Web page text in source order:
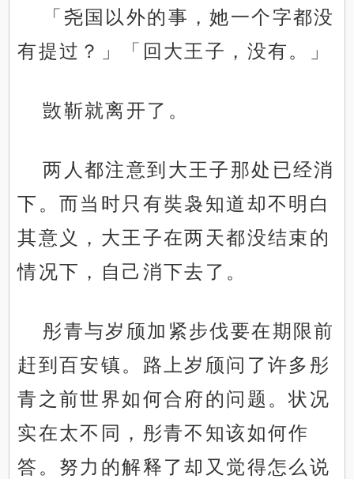
「尧国以外的事，她一个字都没
有提过？」「回大王子，没有。」
敳靳就离开了。
两人都注意到大王子那处已经消
下。而当时只有奘袅知道却不明白
其意义，大王子在两天都没结束的
情况下，自己消下去了。
彤青与岁颀加紧步伐要在期限前
赶到百安镇。路上岁颀问了许多彤
青之前世界如何合府的问题。状况
实在太不同，彤青不知该如何作
答。努力的解释了却又觉得怎么说